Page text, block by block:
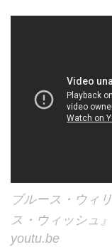
ブルース・ウィ
ス・ウィッシュ
youtu.be